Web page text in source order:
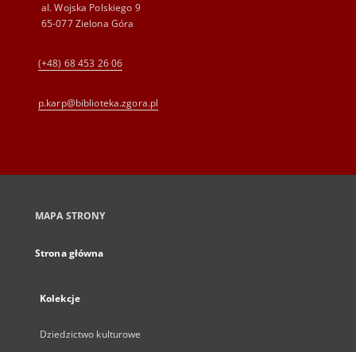
al. Wojska Polskiego 9
65-077 Zielona Góra
(+48) 68 453 26 06
p.karp@biblioteka.zgora.pl
MAPA STRONY
Strona główna
Kolekcje
Dziedzictwo kulturowe